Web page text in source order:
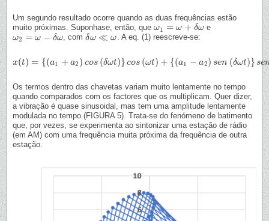
Um segundo resultado ocorre quando as duas frequências estão
muito próximas. Suponhase, então, que ω1 = ω + δω
ω1 =ω +δ ω e
ω2 = ω − δω
ω2 =ω −δ ω , comδω ≪ ω
δω≪ω . A eq. (1) reescreve-se:
x(t) = {(a1 + a2 ) cos (δωt)} cos (ωt) + {(a1 − a2) sen (δωt)} se
x(t)= (a1 + a2) os (δω t)}co s(ωt)+ {( a1−a2)se n(δ ω t)}s n( wt)
Os termos dentro das chavetas variam muito lentamente no tempo
quando comparados com os factores que os multiplicam. Quer dizer,
a vibração é quase sinusoidal, mas tem uma amplitude lentamente
modulada no tempo (FIGURA 5). Trata-se do fenómeno de batimento
que, por vezes, se experimenta ao sintonizar uma estação de rádio
(em AM) com uma frequência muita próxima da frequência de outra
estação.